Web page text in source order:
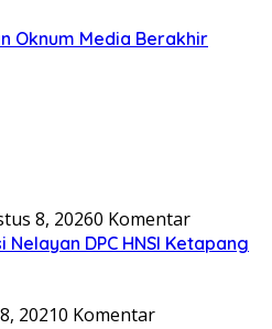
Oknum Media Berakhir
8, 20260 Komentar
DPC HNSI Ketapang
20210 Komentar